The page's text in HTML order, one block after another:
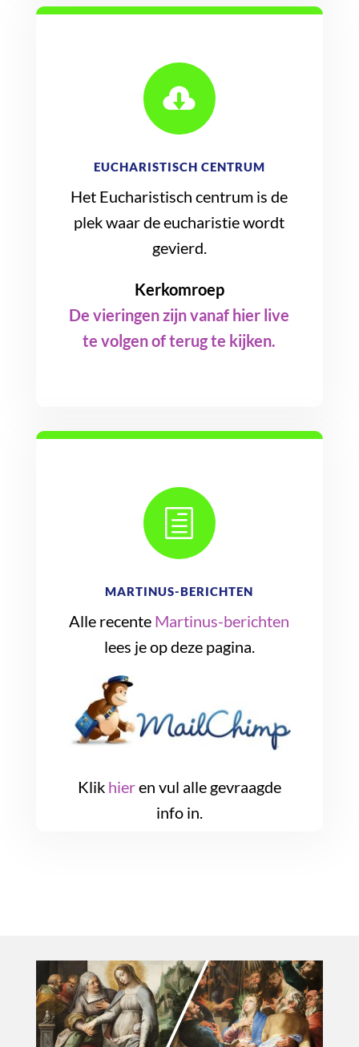

EUCHARISTISCH CENTRUM
Het Eucharistisch centrum is de
plek waar de eucharistie wordt
gevierd.
Kerkomroep
De vieringen zijn vanaf hier live
te volgen of terug te kijken.
h
MARTINUS-BERICHTEN
Alle recente Martinus-berichten
lees je op deze pagina.
Klik hieren vul alle gevraagde
info in.